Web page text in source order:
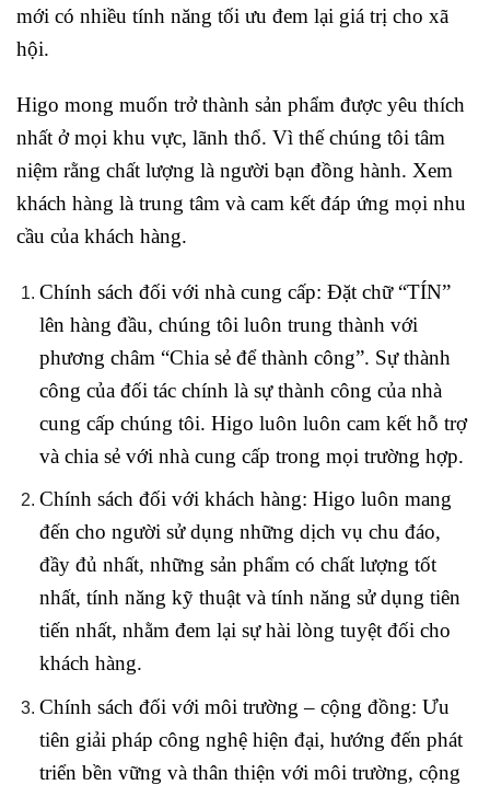
mới có nhiều tính năng tối ưu đem lại giá trị cho xã
hội.
Higo mong muốn trở thành sản phẩm được yêu thích
nhất ở mọi khu vực, lãnh thổ. Vì thế chúng tôi tâm
niệm rằng chất lượng là người bạn đồng hành. Xem
khách hàng là trung tâm và cam kết đáp ứng mọi nhu
cầu của khách hàng.
Chính sách đối với nhà cung cấp: Đặt chữ “TÍN”
lên hàng đầu, chúng tôi luôn trung thành với
phương châm “Chia sẻ để thành công”. Sự thành
công của đối tác chính là sự thành công của nhà
cung cấp chúng tôi. Higo luôn luôn cam kết hỗ trợ
và chia sẻ với nhà cung cấp trong mọi trường hợp.
Chính sách đối với khách hàng: Higo luôn mang
đến cho người sử dụng những dịch vụ chu đáo,
đầy đủ nhất, những sản phẩm có chất lượng tốt
nhất, tính năng kỹ thuật và tính năng sử dụng tiên
tiến nhất, nhằm đem lại sự hài lòng tuyệt đối cho
khách hàng.
Chính sách đối với môi trường – cộng đồng: Ưu
tiên giải pháp công nghệ hiện đại, hướng đến phát
triển bền vững và thân thiện với môi trường, cộng